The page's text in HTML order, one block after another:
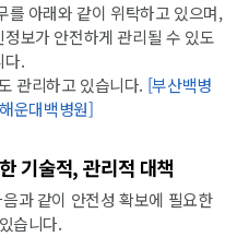
를 아래와 같이 위탁하고 있으며,
보가 안전하게 관리될 수 있도
다.
관리하고 있습니다. [부산백병
운대백병원]
기술적, 관리적 대책
과 같이 안전성 확보에 필요한
습니다.